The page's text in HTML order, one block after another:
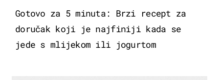
Gotovo za 5 minuta: Brzi recept za
doručak koji je najfiniji kada se
jede s mlijekom ili jogurtom